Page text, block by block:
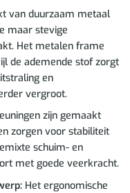
van duurzaam metaal
maar stevige
Het metalen frame
de ademende stof zorgt
en
vergroot.
zijn gemaakt
zorgen voor stabiliteit
schuim- en
met goede veerkracht.
Het ergonomische